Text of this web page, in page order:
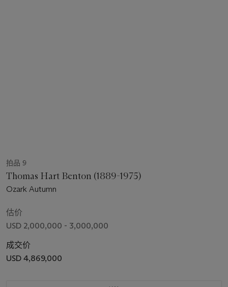
拍品 9
Thomas Hart Benton (1889-1975)
Ozark Autumn
估价
USD 2,000,000 - 3,000,000
成交价
USD 4,869,000